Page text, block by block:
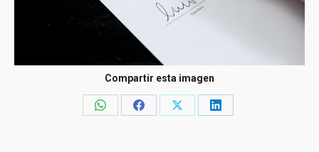
Compartir esta imagen
Share
Share
Share
Share